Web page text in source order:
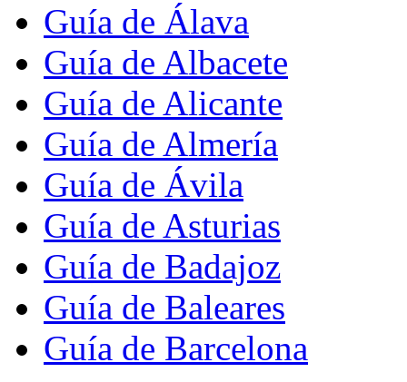
Guía de Álava
Guía de Albacete
Guía de Alicante
Guía de Almería
Guía de Ávila
Guía de Asturias
Guía de Badajoz
Guía de Baleares
Guía de Barcelona